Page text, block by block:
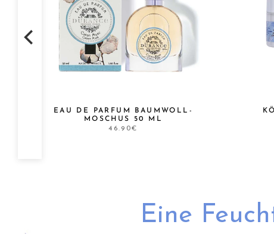
EAU DE PARFUM BAUMWOLL-
MOSCHUS 50 ML
46.90€
Eine